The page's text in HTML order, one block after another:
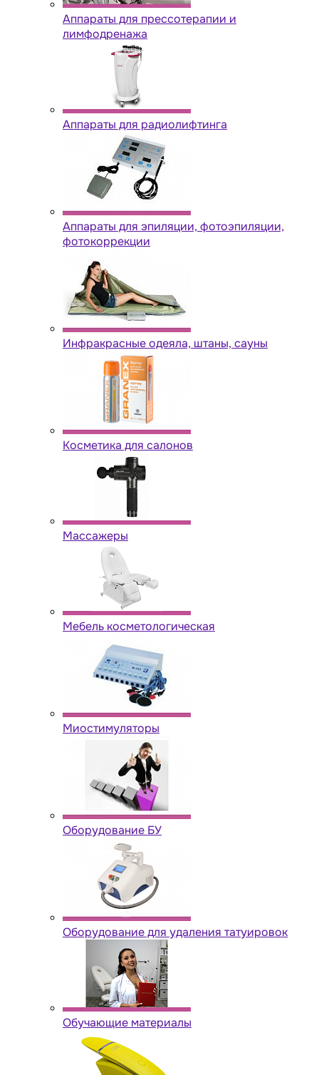
Аппараты для прессотерапии и
лимфодренажа
Аппараты для радиолифтинга
Аппараты для эпиляции, фотоэпиляции,
фотокоррекции
Инфракрасные одеяла, штаны, сауны
Косметика для салонов
Массажеры
Мебель косметологическая
Миостимуляторы
Оборудование БУ
Оборудование для удаления татуировок
Обучающие материалы